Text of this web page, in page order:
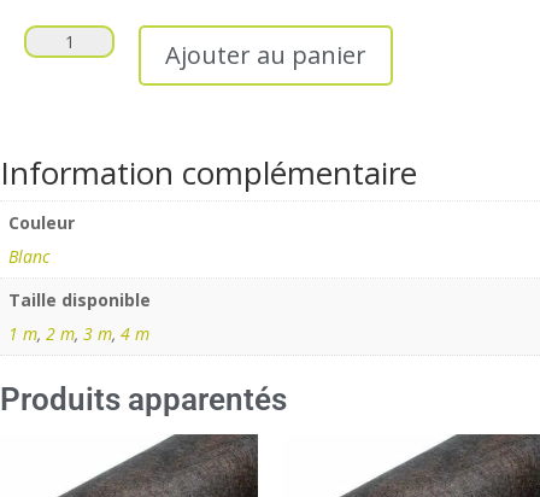
Ajouter au panier
Information complémentaire
Couleur
Blanc
Taille disponible
1 m, 2 m, 3 m, 4 m
Produits apparentés